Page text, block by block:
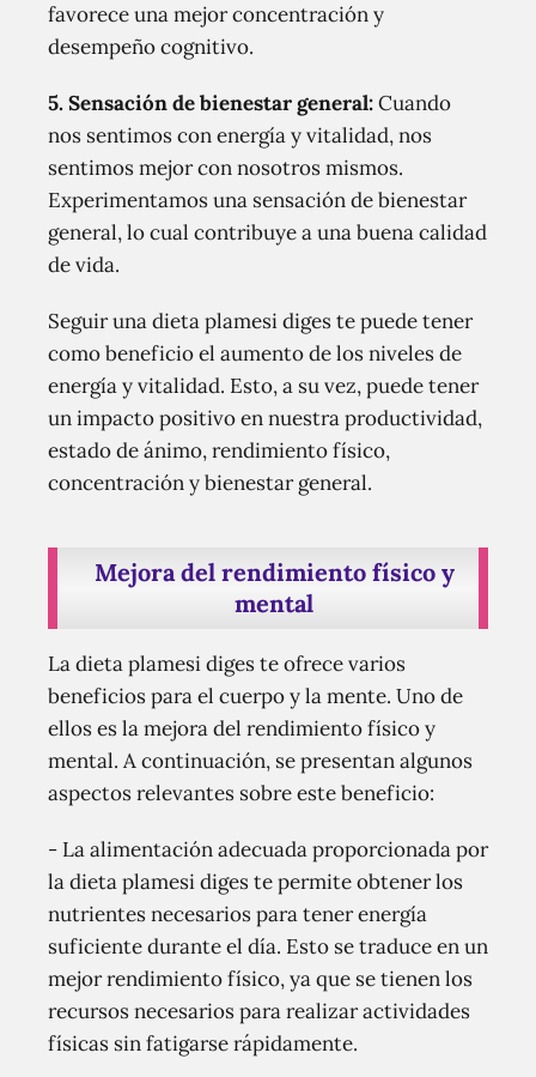
favorece una mejor concentración y
desempeño cognitivo.
5. Sensación de bienestar general:Cuando
nos sentimos con energía y vitalidad, nos
sentimos mejor con nosotros mismos.
Experimentamos una sensación de bienestar
general, lo cual contribuye a una buena calidad
de vida.
Seguir una dieta plamesi diges te puede tener
como beneficio el aumento de los niveles de
energía y vitalidad. Esto, a su vez, puede tener
un impacto positivo en nuestra productividad,
estado de ánimo, rendimiento físico,
concentración y bienestar general.
Mejora del rendimiento físico y
mental
La dieta plamesi diges te ofrece varios
beneficios para el cuerpo y la mente. Uno de
ellos es la mejora del rendimiento físico y
mental. A continuación, se presentan algunos
aspectos relevantes sobre este beneficio:
- La alimentación adecuada proporcionada por
la dieta plamesi diges te permite obtener los
nutrientes necesarios para tener energía
suficiente durante el día. Esto se traduce en un
mejor rendimiento físico, ya que se tienen los
recursos necesarios para realizar actividades
físicas sin fatigarse rápidamente.